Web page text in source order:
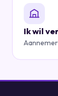
Ik wil